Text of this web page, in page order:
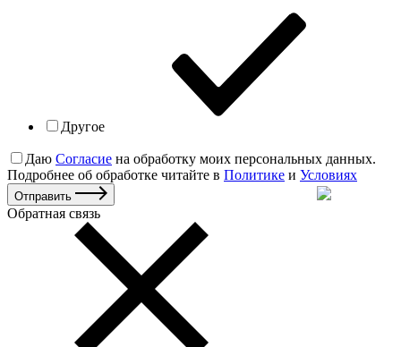
Другое
Даю Согласие на обработку моих персональных данных.
Подробнее об обработке читайте в Политике и Условиях
Отправить
Обратная связь